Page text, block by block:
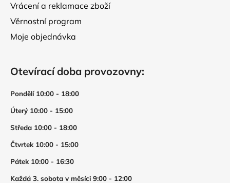
Vrácení a reklamace zboží
Věrnostní program
Moje objednávka
Otevírací doba provozovny:
Pondělí 10:00 - 18:00
Úterý 10:00 - 15:00
Středa 10:00 - 18:00
Čtvrtek 10:00 - 15:00
Pátek 10:00 - 16:30
Každá 3. sobota v měsíci 9:00 - 12:00